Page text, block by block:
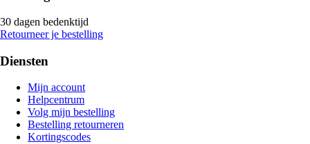
30 dagen bedenktijd
Retourneer je bestelling
Diensten
Mijn account
Helpcentrum
Volg mijn bestelling
Bestelling retourneren
Kortingscodes